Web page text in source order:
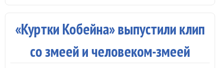
«Куртки Кобейна» выпустили клип
со змеей и человеком-змеей